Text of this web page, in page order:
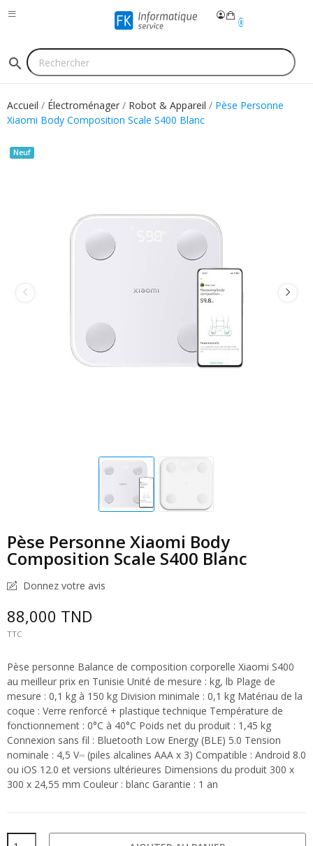
0
search
Accueil Électroménager Robot & Appareil
Pèse Personne
Xiaomi Body Composition Scale S400 Blanc
Neuf
Pèse Personne Xiaomi Body
Composition Scale S400 Blanc
Donnez votre avis
88,000 TND
TTC
Pèse personne Balance de composition corporelle Xiaomi S400
au meilleur prix en Tunisie Unité de mesure : kg, lb Plage de
mesure : 0,1 kg à 150 kg Division minimale : 0,1 kg Matériau de la
coque : Verre renforcé + plastique technique Température de
fonctionnement : 0°C à 40°C Poids net du produit : 1,45 kg
Connexion sans fil : Bluetooth Low Energy (BLE) 5.0 Tension
nominale : 4,5 V⎓ (piles alcalines AAA x 3) Compatible : Android 8.0
ou iOS 12.0 et versions ultérieures Dimensions du produit 300 x
300 x 24,55 mm Couleur : blanc Garantie : 1 an